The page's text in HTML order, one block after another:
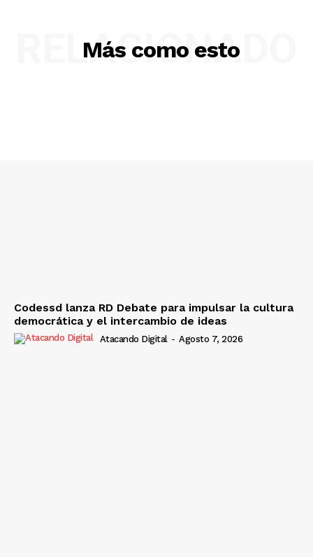
Más como esto
RELACIONADO
Codessd lanza RD Debate para impulsar la cultura
democrática y el intercambio de ideas
Atacando Digital - Agosto 7, 2026